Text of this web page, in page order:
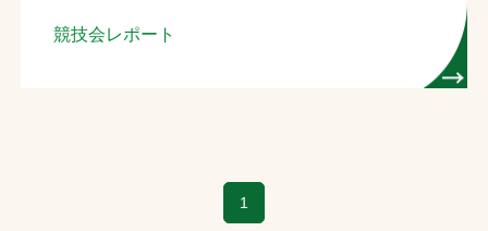
競技会レポート
1